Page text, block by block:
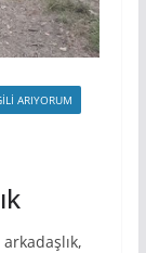
ARIYORUM